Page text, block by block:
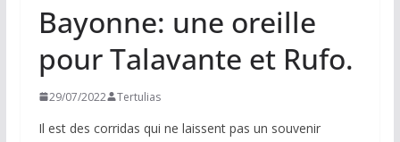
Bayonne: une oreille
pour Talavante et Rufo.
29/07/2022 Tertulias
Il est des corridas qui ne laissent pas un souvenir